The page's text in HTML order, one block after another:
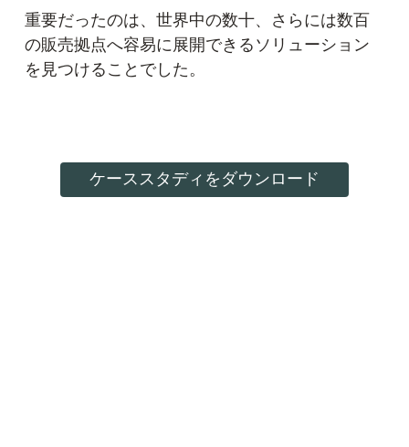
重要だったのは、世界中の数十、さらには数百
の販売拠点へ容易に展開できるソリューション
を見つけることでした。
ケーススタディをダウンロード